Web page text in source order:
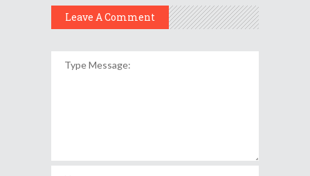
Leave A Comment